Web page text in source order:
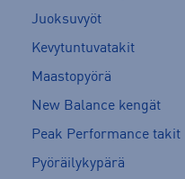
Juoksuvyöt
Kevytuntuvatakit
Maastopyörä
New Balance kengät
Peak Performance takit
Pyöräilykypärä